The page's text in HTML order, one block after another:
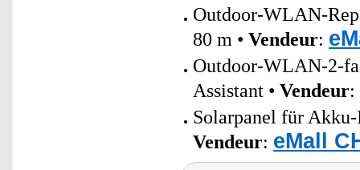
Outdoor-WLAN-
80 m • Vendeur:
Outdoor-WLAN-2-
Assistant • Vendeur:
Solarpanel für
Vendeur: eMall